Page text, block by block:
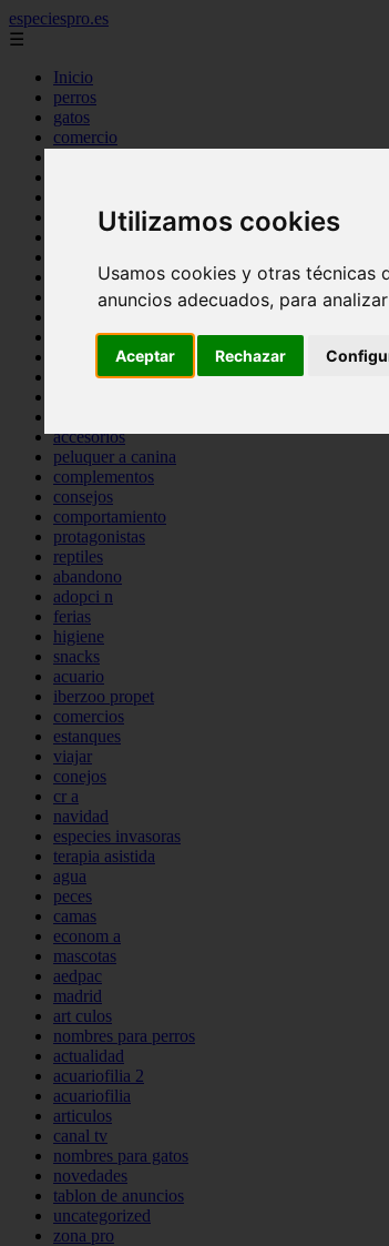
Utilizamos cookies
Usamos cookies y otras técnicas
anuncios adecuados, para
Aceptar Rechazar
especiespro.es
☰
Inicio
perros
gatos
comercio
tenencia responsable
mantenimiento
bienestar
peque os mam feros
verano
accesorios
peluquer a canina
complementos
consejos
comportamiento
protagonistas
reptiles
abandono
adopci n
ferias
higiene
snacks
acuario
iberzoo propet
comercios
estanques
viajar
conejos
cr a
navidad
especies invasoras
terapia asistida
agua
peces
camas
econom a
mascotas
aedpac
madrid
art culos
nombres para perros
actualidad
acuariofilia 2
acuariofilia
articulos
canal tv
nombres para gatos
novedades
tablon de anuncios
uncategorized
zona pro